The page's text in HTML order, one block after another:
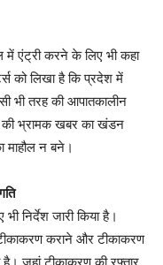
में एंट्री करने के लिए भी कहा
को लिखा है कि प्रदेश में
भी तरह की आपातकालीन
की भ्रामक खबर का खंडन
माहौल न बने।
निर्देश जारी किया है।
कराने और टीकाकरण